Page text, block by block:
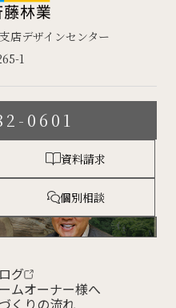
店デザインセンター
1
グ
ムオーナー様へ
くりの流れ
0601
資料請求
個別相談